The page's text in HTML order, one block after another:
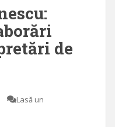
de
Lasă un